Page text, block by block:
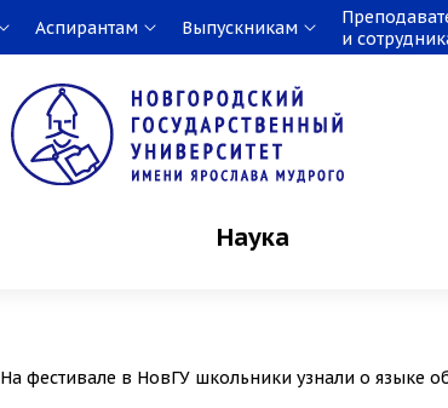
Аспирантам Выпускникам
и
Наука
На фестивале в НовГУ школьники узнали о языке